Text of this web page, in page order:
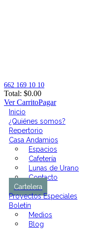
662 169 10 10
Total: $0.00
Ver CarritoPagar
Inicio
¿Quiénes somos?
Repertorio
Casa Andamios
Espacios
Cafetería
Lunas de Urano
Contacto
Cartelera
Proyectos Especiales
Boletín
Medios
Blog